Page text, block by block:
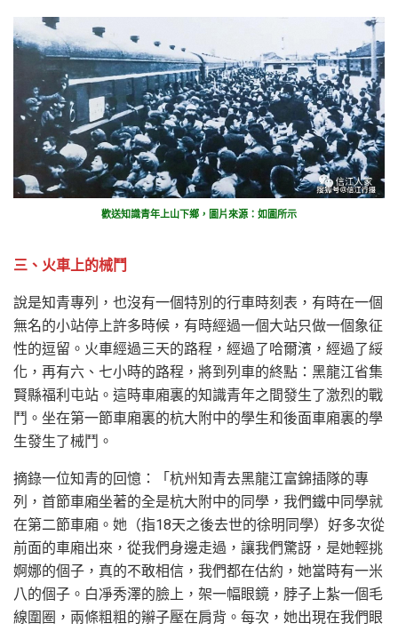
歡送知識青年上山下鄉，圖片來源：如圖所示
三、火車上的械鬥
說是知青專列，也沒有一個特別的行車時刻表，有時在一個
無名的小站停上許多時候，有時經過一個大站只做一個象征
性的逗留。火車經過三天的路程，經過了哈爾濱，經過了綏
化，再有六、七小時的路程，將到列車的終點：黑龍江省集
賢縣福利屯站。這時車廂裏的知識青年之間發生了激烈的戰
鬥。坐在第一節車廂裏的杭大附中的學生和後面車廂裏的學
生發生了械鬥。
摘錄一位知青的回憶：「杭州知青去黑龍江富錦插隊的專
列，首節車廂坐著的全是杭大附中的同學，我們鐵中同學就
在第二節車廂。她（指18天之後去世的徐明同學）好多次從
前面的車廂出來，從我們身邊走過，讓我們驚訝，是她輕挑
婀娜的個子，真的不敢相信，我們都在估約，她當時有一米
八的個子。白凈秀澤的臉上，架一幅眼鏡，脖子上紮一個毛
線圍圈，兩條粗粗的辮子壓在肩背。每次，她出現在我們眼